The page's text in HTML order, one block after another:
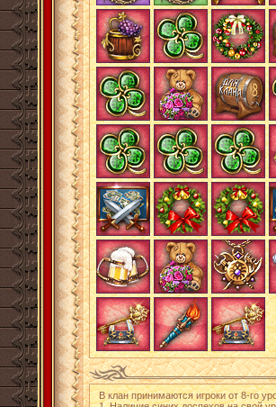
В клан принимаются игроки от 8-го